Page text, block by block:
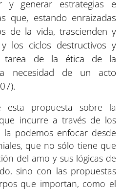
y generar estrategias e
que, estando enraizadas
de la vida, trascienden y
los ciclos destructivos y
tarea de la ética de la
necesidad de un acto
esta propuesta sobre la
incurre a través de los
la podemos enfocar desde
que no sólo tiene que
del amo y sus lógicas de
sino con las propuestas
que importan, como el